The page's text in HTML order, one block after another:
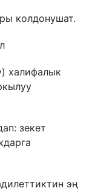
колдонушат.
халифалык
зекет
эң